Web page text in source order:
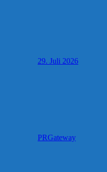
29. Juli 2026
PRGateway